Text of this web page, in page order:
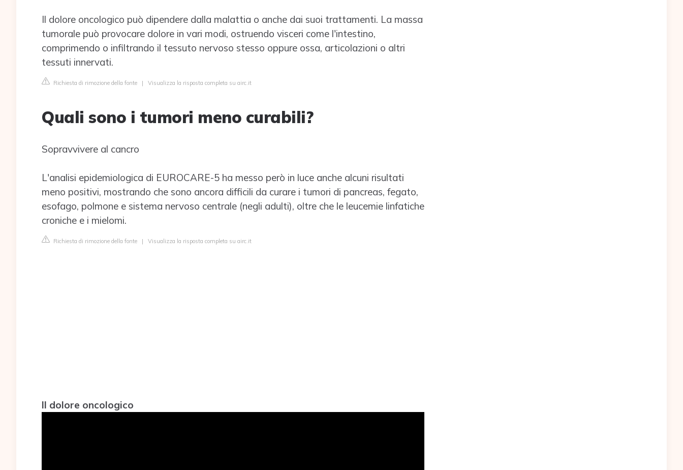
Il dolore oncologico può dipendere dalla malattia o anche dai suoi trattamenti. La massa
tumorale può provocare dolore in vari modi, ostruendo visceri come l'intestino,
comprimendo o infiltrando il tessuto nervoso stesso oppure ossa, articolazioni o altri
tessuti innervati.
Richiesta di rimozione della fonte | Visualizza la risposta completa su airc.it
Quali sono i tumori meno curabili?
Sopravvivere al cancro
L'analisi epidemiologica di EUROCARE-5 ha messo però in luce anche alcuni risultati
meno positivi, mostrando che sono ancora difficili da curare i tumori di pancreas, fegato,
esofago, polmone e sistema nervoso centrale (negli adulti), oltre che le leucemie linfatiche
croniche e i mielomi.
Richiesta di rimozione della fonte | Visualizza la risposta completa su airc.it
Il dolore oncologico